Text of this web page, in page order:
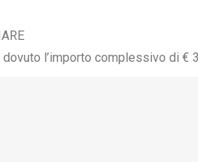
l’importo complessivo di €